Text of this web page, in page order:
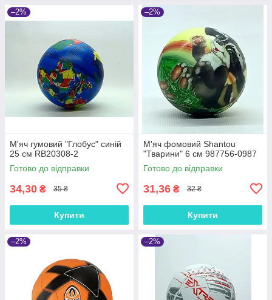
–2%
М'яч гумовий "Глобус" синій
25 см RB20308-2
Готово до відправки
34,30 ₴ 35 ₴
Купити
–2%
М'яч фомовий Shantou
"Тварини" 6 см 987756-0987
Готово до відправки
31,36 ₴ 32 ₴
Купити
–2% –2%